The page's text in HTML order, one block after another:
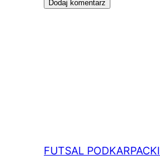
FUTSAL PODKARPACKI